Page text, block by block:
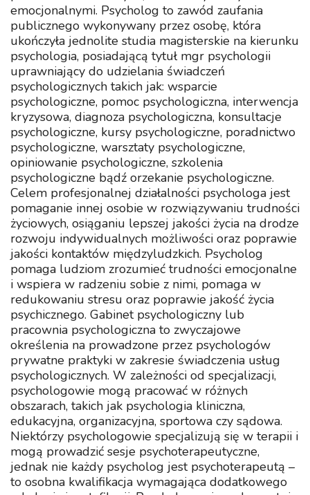
emocjonalnymi. Psycholog to zawód zaufania
publicznego wykonywany przez osobę, która
ukończyła jednolite studia magisterskie na kierunku
psychologia, posiadającą tytuł mgr psychologii
uprawniający do udzielania świadczeń
psychologicznych takich jak: wsparcie
psychologiczne, pomoc psychologiczna, interwencja
kryzysowa, diagnoza psychologiczna, konsultacje
psychologiczne, kursy psychologiczne, poradnictwo
psychologiczne, warsztaty psychologiczne,
opiniowanie psychologiczne, szkolenia
psychologiczne bądź orzekanie psychologiczne.
Celem profesjonalnej działalności psychologa jest
pomaganie innej osobie w rozwiązywaniu trudności
życiowych, osiąganiu lepszej jakości życia na drodze
rozwoju indywidualnych możliwości oraz poprawie
jakości kontaktów międzyludzkich. Psycholog
pomaga ludziom zrozumieć trudności emocjonalne
i wspiera w radzeniu sobie z nimi, pomaga w
redukowaniu stresu oraz poprawie jakość życia
psychicznego. Gabinet psychologiczny lub
pracownia psychologiczna to zwyczajowe
określenia na prowadzone przez psychologów
prywatne praktyki w zakresie świadczenia usług
psychologicznych. W zależności od specjalizacji,
psychologowie mogą pracować w różnych
obszarach, takich jak psychologia kliniczna,
edukacyjna, organizacyjna, sportowa czy sądowa.
Niektórzy psychologowie specjalizują się w terapii i
mogą prowadzić sesje psychoterapeutyczne,
jednak nie każdy psycholog jest psychoterapeutą –
to osobna kwalifikacja wymagająca dodatkowego